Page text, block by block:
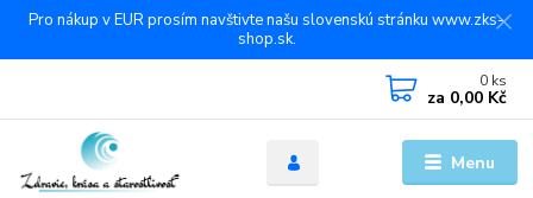
Pro nákup v EUR prosím navštivte našu slovenskú stránku www.zks-
shop.sk.
Menu
0 ks
za 0,00 Kč